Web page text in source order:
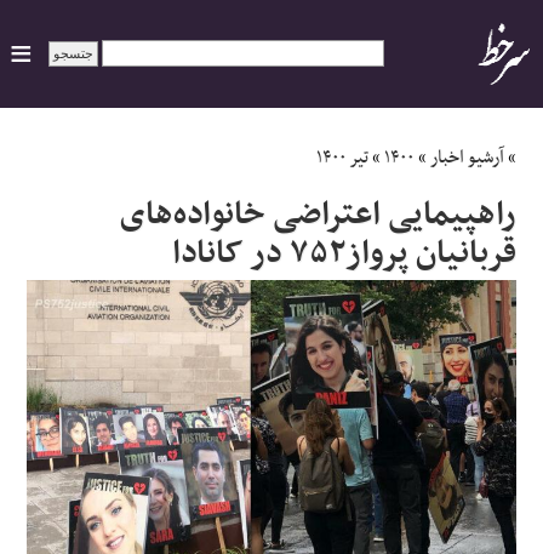
ایران
سیاسی
اقتصاد
ورزشی
جهان
اجتماعی
حوادث
»آرشیو اخبار»۱۴۰۰»تیر ۱۴۰۰
راهپیمایی اعتراضی خانواده‌های
قربانیان پرواز۷۵۲ در کانادا